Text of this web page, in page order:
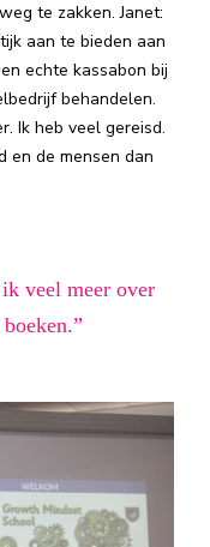
te zakken. Janet:
aan te bieden aan
echte kassabon bij
behandelen.
Ik heb veel gereisd.
en de mensen dan
veel meer over